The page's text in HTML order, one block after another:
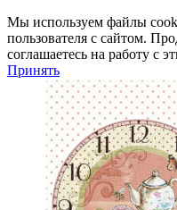
Мы используем файлы
пользователя с сайтом.
соглашаетесь на работу с
Принять